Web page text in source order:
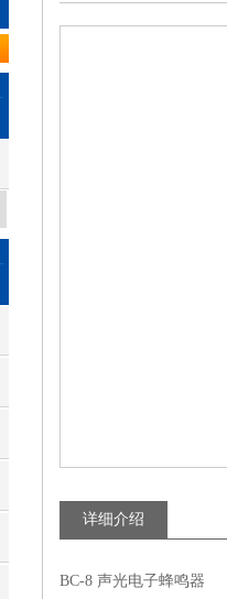
详细介绍
BC-8 声光电子蜂鸣器